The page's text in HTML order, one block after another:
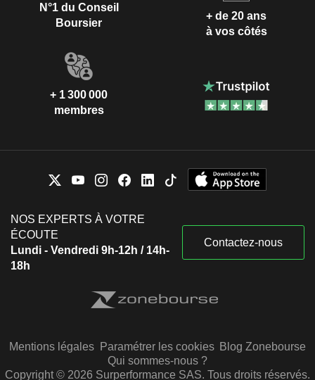
N°1 du Conseil
Boursier
+ de 20 ans
à vos côtés
+ 1 300 000
membres
NOS EXPERTS À VOTRE
ÉCOUTE
Lundi - Vendredi 9h-12h / 14h-
18h
Contactez-nous
Mentions légales Paramétrer les cookies Blog Zonebourse
Qui sommes-nous ?
Copyright © 2026 Surperformance SAS. Tous droits réservés.